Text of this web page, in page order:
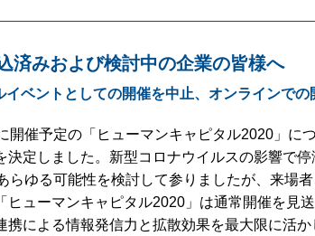
済みおよび検討中の企業の皆様へ
イベントとしての開催を中止、 オンラインでの
開催予定の「ヒューマンキャピタル2020」に
定しました。新型コロナウイルスの影響で
らゆる可能性を検討して参りましたが、来場
ューマンキャピタル2020」は通常開催を見
による情報発信力と拡散効果を最大限に活